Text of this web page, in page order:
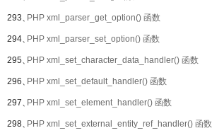
293、PHP xml_parser_get_option() 函数
294、PHP xml_parser_set_option() 函数
295、PHP xml_set_character_data_handler() 函数
296、PHP xml_set_default_handler() 函数
297、PHP xml_set_element_handler() 函数
298、PHP xml_set_external_entity_ref_handler() 函数